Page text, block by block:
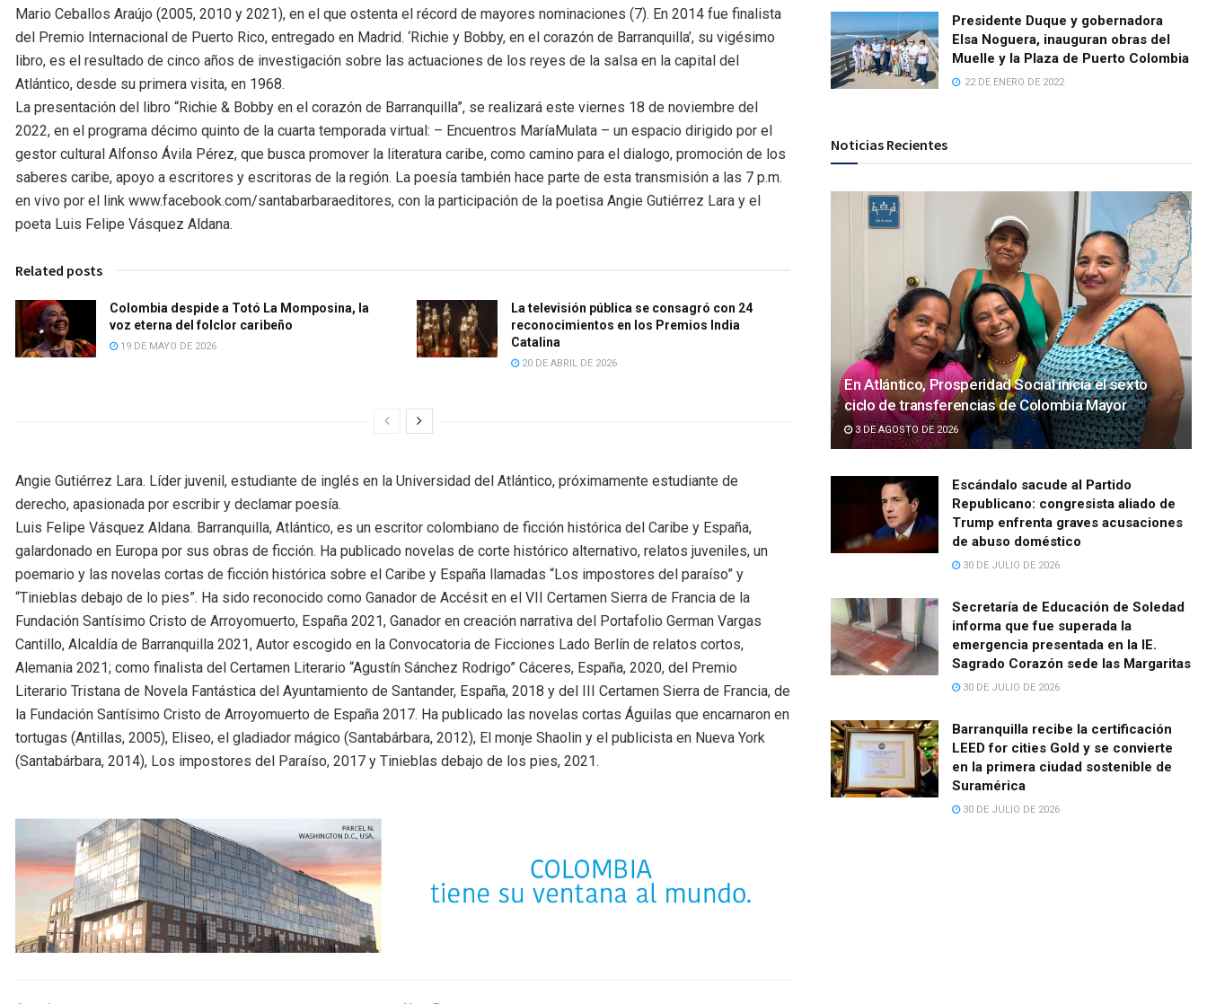
Mario Ceballos Araújo (2005, 2010 y 2021), en el que ostenta el récord de mayores nominaciones (7). En 2014 fue finalista
del Premio Internacional de Puerto Rico, entregado en Madrid. ‘Richie y Bobby, en el corazón de Barranquilla’, su vigésimo
libro, es el resultado de cinco años de investigación sobre las actuaciones de los reyes de la salsa en la capital del
Atlántico, desde su primera visita, en 1968.
La presentación del libro “Richie & Bobby en el corazón de Barranquilla”, se realizará este viernes 18 de noviembre del
2022, en el programa décimo quinto de la cuarta temporada virtual: – Encuentros MaríaMulata – un espacio dirigido por el
gestor cultural Alfonso Ávila Pérez, que busca promover la literatura caribe, como camino para el dialogo, promoción de los
saberes caribe, apoyo a escritores y escritoras de la región. La poesía también hace parte de esta transmisión a las 7 p.m.
en vivo por el link www.facebook.com/santabarbaraeditores, con la participación de la poetisa Angie Gutiérrez Lara y el
poeta Luis Felipe Vásquez Aldana.
Related posts
Colombia despide a Totó La Momposina, la
voz eterna del folclor caribeño
19 DE MAYO DE 2026
La televisión pública se consagró con 24
reconocimientos en los Premios India
Catalina
20 DE ABRIL DE 2026
Angie Gutiérrez Lara. Líder juvenil, estudiante de inglés en la Universidad del Atlántico, próximamente estudiante de
derecho, apasionada por escribir y declamar poesía.
Luis Felipe Vásquez Aldana. Barranquilla, Atlántico, es un escritor colombiano de ficción histórica del Caribe y España,
galardonado en Europa por sus obras de ficción. Ha publicado novelas de corte histórico alternativo, relatos juveniles, un
poemario y las novelas cortas de ficción histórica sobre el Caribe y España llamadas “Los impostores del paraíso” y
“Tinieblas debajo de lo pies”. Ha sido reconocido como Ganador de Accésit en el VII Certamen Sierra de Francia de la
Fundación Santísimo Cristo de Arroyomuerto, España 2021, Ganador en creación narrativa del Portafolio German Vargas
Cantillo, Alcaldía de Barranquilla 2021, Autor escogido en la Convocatoria de Ficciones Lado Berlín de relatos cortos,
Alemania 2021; como finalista del Certamen Literario “Agustín Sánchez Rodrigo” Cáceres, España, 2020, del Premio
Literario Tristana de Novela Fantástica del Ayuntamiento de Santander, España, 2018 y del III Certamen Sierra de Francia, de
la Fundación Santísimo Cristo de Arroyomuerto de España 2017. Ha publicado las novelas cortas Águilas que encarnaron en
tortugas (Antillas, 2005), Eliseo, el gladiador mágico (Santabárbara, 2012), El monje Shaolin y el publicista en Nueva York
(Santabárbara, 2014), Los impostores del Paraíso, 2017 y Tinieblas debajo de los pies, 2021.
Presidente Duque y gobernadora
Elsa Noguera, inauguran obras del
Muelle y la Plaza de Puerto Colombia
22 DE ENERO DE 2022
Noticias Recientes
En Atlántico, Prosperidad Social inicia el sexto
ciclo de transferencias de Colombia Mayor
3 DE AGOSTO DE 2026
Escándalo sacude al Partido
Republicano: congresista aliado de
Trump enfrenta graves acusaciones
de abuso doméstico
30 DE JULIO DE 2026
Secretaría de Educación de Soledad
informa que fue superada la
emergencia presentada en la IE.
Sagrado Corazón sede las Margaritas
30 DE JULIO DE 2026
Barranquilla recibe la certificación
LEED for cities Gold y se convierte
en la primera ciudad sostenible de
Suramérica
30 DE JULIO DE 2026